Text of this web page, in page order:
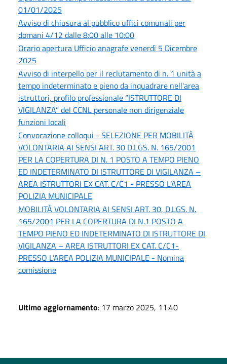
01/01/2025
Avviso di chiusura al pubblico uffici comunali per
domani 4/12 dalle 8:00 alle 10:00
Orario apertura Ufficio anagrafe venerdì 5 Dicembre
2025
Avviso di interpello per il reclutamento di n. 1 unità a
tempo indeterminato e pieno da inquadrare nell'area
istruttori, profilo professionale “ISTRUTTORE DI
VIGILANZA” del CCNL personale non dirigenziale
funzioni locali
Convocazione colloqui - SELEZIONE PER MOBILITÀ
VOLONTARIA AI SENSI ART. 30 D.LGS. N. 165/2001
PER LA COPERTURA DI N. 1 POSTO A TEMPO PIENO
ED INDETERMINATO DI ISTRUTTORE DI VIGILANZA –
AREA ISTRUTTORI EX CAT. C/C1 - PRESSO L’AREA
POLIZIA MUNICIPALE
MOBILITÀ VOLONTARIA AI SENSI ART. 30, D.LGS. N.
165/2001 PER LA COPERTURA DI N.1 POSTO A
TEMPO PIENO ED INDETERMINATO DI ISTRUTTORE DI
VIGILANZA – AREA ISTRUTTORI EX CAT. C/C1-
PRESSO L’AREA POLIZIA MUNICIPALE - Nomina
comissione
Ultimo aggiornamento: 17 marzo 2025, 11:40